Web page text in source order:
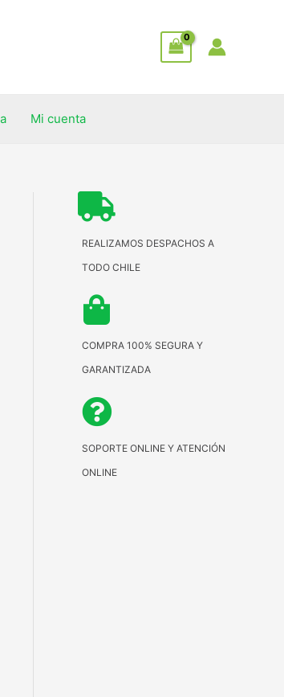
Mi cuenta
REALIZAMOS DESPACHOS A
TODO CHILE
COMPRA 100% SEGURA Y
GARANTIZADA
SOPORTE ONLINE Y ATENCIÓN
ONLINE